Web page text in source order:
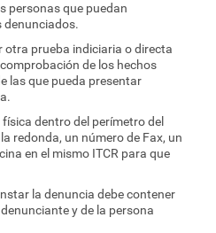
personas que puedan
denunciados.
otra prueba indiciaria o directa
de los hechos
las que pueda presentar
dentro del perímetro del
redonda, un número de Fax, un
en el mismo ITCR para que
la denuncia debe contener
y de la persona